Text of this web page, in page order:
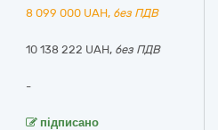
8 099 000 UAH, без ПДВ
10 138 222 UAH, без ПДВ
-
підписано